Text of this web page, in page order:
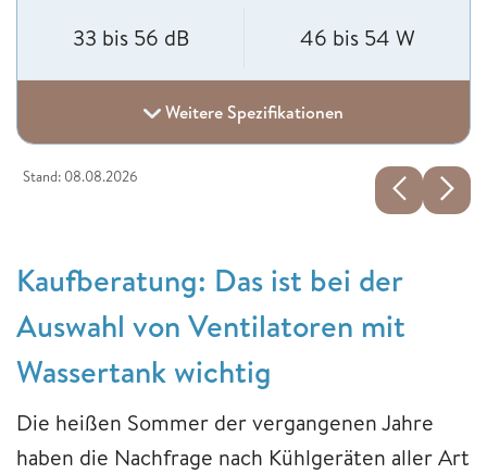
33 bis 56 dB 46 bis 54 W
Weitere Spezifikationen
Stand: 08.08.2026
Kaufberatung: Das ist bei der
Auswahl von Ventilatoren mit
Wassertank wichtig
Die heißen Sommer der vergangenen Jahre
haben die Nachfrage nach Kühlgeräten aller Art